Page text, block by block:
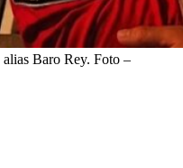
Baro Rey. Foto –